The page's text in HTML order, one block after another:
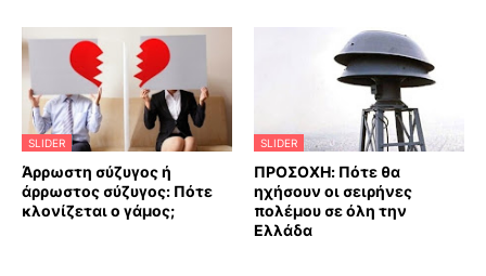
SLIDER
Άρρωστη σύζυγος ή
άρρωστος σύζυγος: Πότε
κλονίζεται ο γάμος;
SLIDER
ΠΡΟΣΟΧΗ: Πότε θα
ηχήσουν οι σειρήνες
πολέμου σε όλη την
Ελλάδα